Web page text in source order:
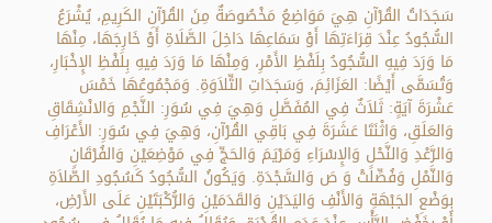
سَجَدَاتُ القُرْآنِ هِيَ مَوَاضِعُ مَخْصُوصَةٌ مِنَ القُرْآنِ الكَرِيمِ، يُشْرَعُ
السُّجُودُ عِنْدَ قِرَاءَتِهَا أَوْ سَمَاعِهَا دَاخِلَ الصَّلَاةِ أَوْ خَارِجَهَا، مِنْهَا
مَا وَرَدَ فِيهِ السُّجُودُ بِلَفْظِ الأَمْرِ، وَمِنْهَا مَا وَرَدَ فِيهِ بِلَفْظِ الإِخْبَارِ،
وَتُسَمَّى أَيْضًا: العَزَائِمَ، وَسَجَدَاتِ التِّلاَوَةِ. وَمَجْمُوعُهَا خَمْسَ
عَشْرَةَ آيَةٍ: ثَلاَثٌ فِي المُفَصَّلِ وَهِيَ فِي سُوَرِ: النَّجْمِ وَالانْشِقَاقِ
وَالعَلَقِ، وَاثْنَتَا عَشَرَةَ فِي بَاقِي القُرْآنِ، وَهِيَ فِي سُوَرِ: الأَعْرَافِ
وَالرَّعْدِ وَالنَّحْلِ وَالإِسْرَاءِ وَمَرْيَمَ وَالحَجِّ فِي مَوْضِعَيْنِ وَالفُرْقَانِ
وَالنَّمْلِ وَفُصِّلَتْ وَ صَ وَالسَّجْدَةِ. وَيَكُونُ السُّجُودُ كَسُجُودِ الصَّلاَةِ
بِوَضْعِ الجَبْهَةِ وَالأَنْفِ وَاليَدَيْنِ وَالقَدَمَيْنِ وَالرُّكْبَتَيْنِ عَلَى الأَرْضِ،